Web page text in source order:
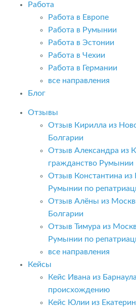
Работа
Работа в Европе
Работа в Румынии
Работа в Эстонии
Работа в Чехии
Работа в Германии
все направления
Блог
Отзывы
Отзыв Кирилла из
Болгарии
Отзыв Александра из
гражданство Румынии
Отзыв Константина из
Румынии по
Отзыв Алёны из
Болгарии
Отзыв Тимура из
Румынии по
все направления
Кейсы
Кейс Ивана из
происхождению
Кейс Юлии из